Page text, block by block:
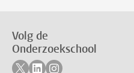
Volg de
Onderzoekschool
Volg ons op twitter
Volg ons op linkedin
Volg ons op